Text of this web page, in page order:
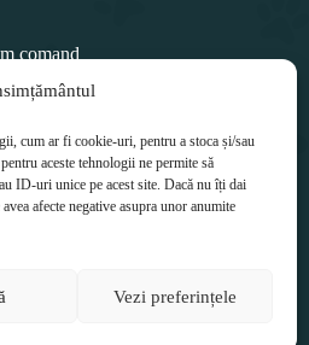
cum ar fi cookie-uri, pentru a stoca și/sau
aceste tehnologii ne permite să
ID-uri unice pe acest site. Dacă nu îți dai
afecte negative asupra unor anumite
Vezi preferințele
comand
de retur
plătesc
se livrează